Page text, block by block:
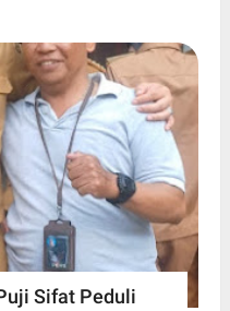
Sifat Peduli